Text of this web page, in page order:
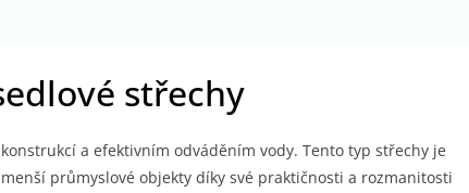
střechy
a efektivním odváděním vody. Tento typ střechy je
průmyslové objekty díky své praktičnosti a rozmanitosti